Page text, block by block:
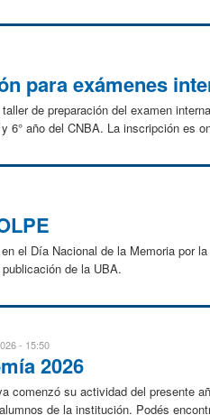
para exámenes
de preparación del examen
6° año del CNBA. La inscripción es
el Día Nacional de la Memoria por
de la UBA.
- 15:50
2026
comenzó su actividad del presente
de la institución. Podés